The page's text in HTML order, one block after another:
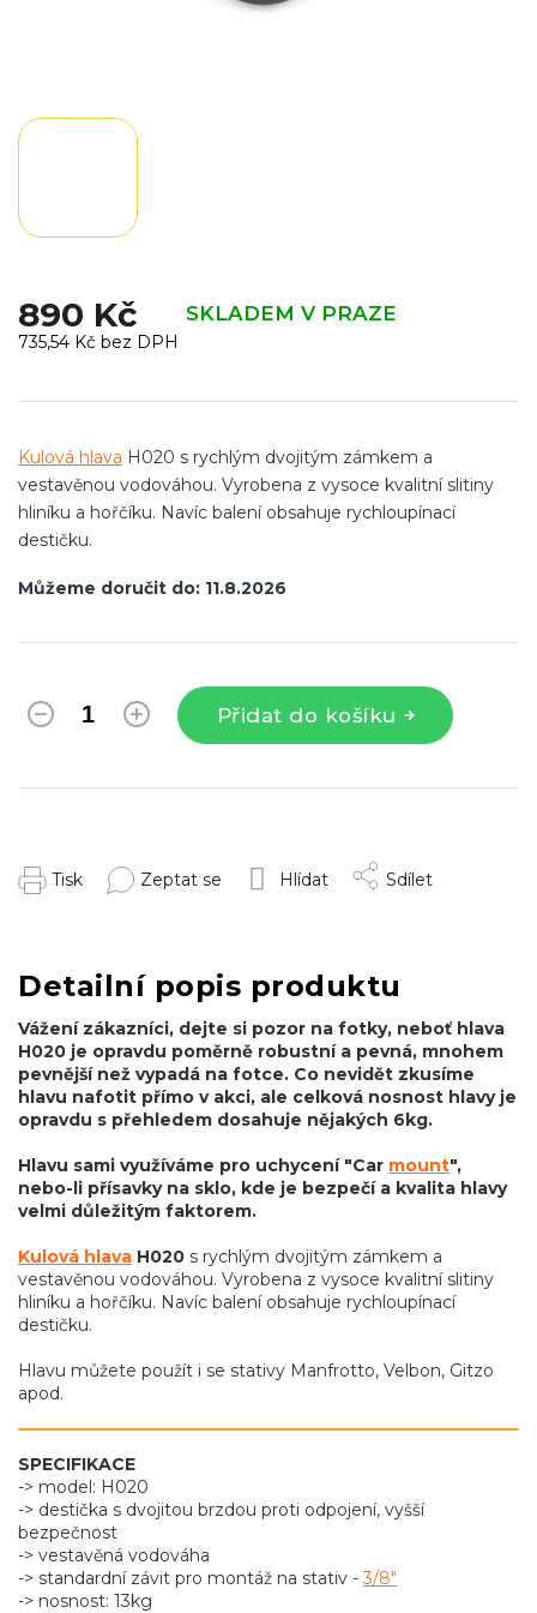
890 Kč SKLADEM V PRAZE
735,54 Kč bez DPH
cena:
Můžeme doručit do: 11.8.2026
Přidat do košíku
Kulová hlava H020 s rychlým dvojitým zámkem a
vestavěnou vodováhou. Vyrobena z vysoce kvalitní slitiny
hliníku a hořčíku. Navíc balení obsahuje rychloupínací
destičku.
Tisk Zeptat se Hlídat Sdílet
Detailní popis produktu
Vážení zákazníci, dejte si pozor na fotky, neboť hlava
H020 je opravdu poměrně robustní a pevná, mnohem
pevnější než vypadá na fotce. Co nevidět zkusíme
hlavu nafotit přímo v akci, ale celková nosnost hlavy je
opravdu s přehledem dosahuje nějakých 6kg.
Hlavu sami využíváme pro uchycení "Car mount",
nebo-li přísavky na sklo, kde je bezpečí a kvalita hlavy
velmi důležitým faktorem.
Kulová hlava H020 s rychlým dvojitým zámkem a
vestavěnou vodováhou. Vyrobena z vysoce kvalitní slitiny
hliníku a hořčíku. Navíc balení obsahuje rychloupínací
destičku.
Hlavu můžete použít i se stativy Manfrotto, Velbon, Gitzo
apod.
SPECIFIKACE
-> model: H020
-> destička s dvojitou brzdou proti odpojení, vyšší
bezpečnost
-> vestavěná vodováha
-> standardní závit pro montáž na stativ -3/8"
-> nosnost: 13kg